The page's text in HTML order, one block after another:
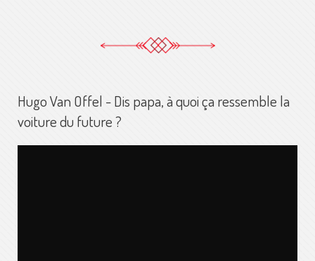
Hugo Van Offel - Dis papa, à quoi ça ressemble la
voiture du future ?